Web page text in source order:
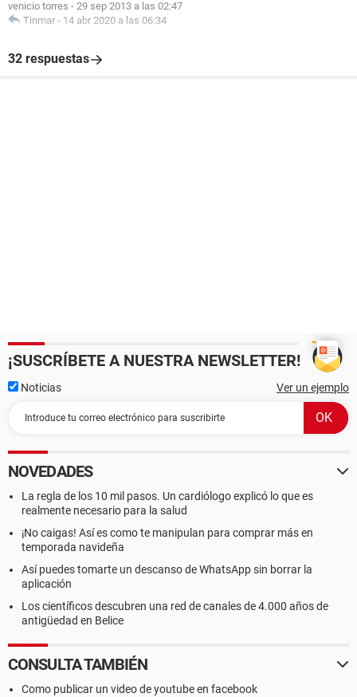
venicio torres - 29 sep 2013 a las 02:47
Tinmar - 14 abr 2020 a las 06:34
32 respuestas
¡SUSCRÍBETE A NUESTRA NEWSLETTER!
Noticias Ver un ejemplo
NOVEDADES
La regla de los 10 mil pasos. Un cardiólogo explicó lo que es
realmente necesario para la salud
¡No caigas! Así es como te manipulan para comprar más en
temporada navideña
Así puedes tomarte un descanso de WhatsApp sin borrar la
aplicación
Los científicos descubren una red de canales de 4.000 años de
antigüedad en Belice
CONSULTA TAMBIÉN
Como publicar un video de youtube en facebook